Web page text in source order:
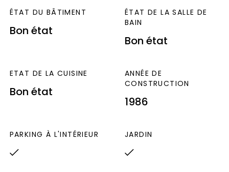
Géorisques : www.georisques.gouv.fr » UDI
ÉTAT DU BÂTIMENT
Bon état
ÉTAT DE LA SALLE DE
BAIN
Bon état
ETAT DE LA CUISINE
Bon état
ANNÉE DE
CONSTRUCTION
1986
PARKING À L'INTÉRIEUR JARDIN